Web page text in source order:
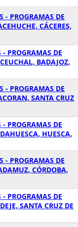
- PROGRAMAS DE
CÁCERES,
PROGRAMAS DE
BADAJOZ,
- PROGRAMAS DE
SANTA CRUZ
PROGRAMAS DE
HUESCA,
- PROGRAMAS DE
CÓRDOBA,
PROGRAMAS DE
SANTA CRUZ DE